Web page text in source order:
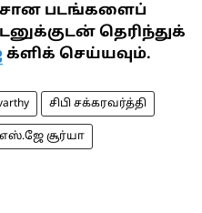
படங்களைப்
தெரிந்துக்
க்ளிக் செய்யவும்.
சிபி சக்கரவர்த்தி
எஸ்.ஜே சூர்யா